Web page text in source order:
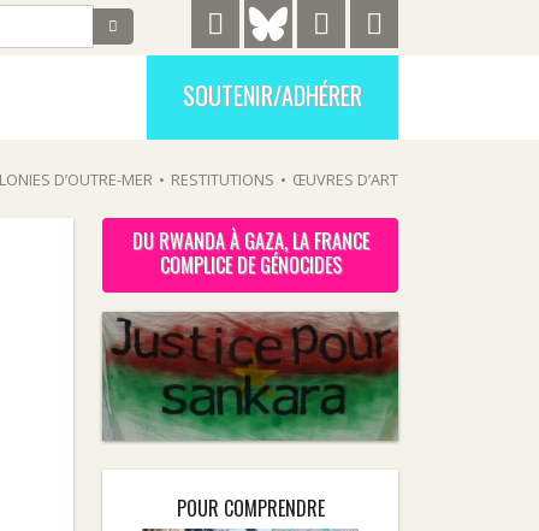
SOUTENIR/ADHÉRER
D’OUTRE-MER • RESTITUTIONS • ŒUVRES D’ART
DU RWANDA À GAZA, LA FRANCE
COMPLICE DE GÉNOCIDES
POUR COMPRENDRE